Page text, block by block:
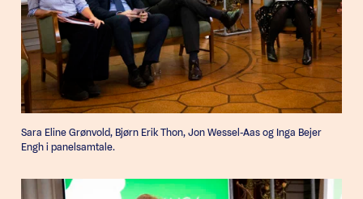
Sara Eline Grønvold, Bjørn Erik Thon, Jon Wessel-Aas og Inga Bejer
Engh i panelsamtale.